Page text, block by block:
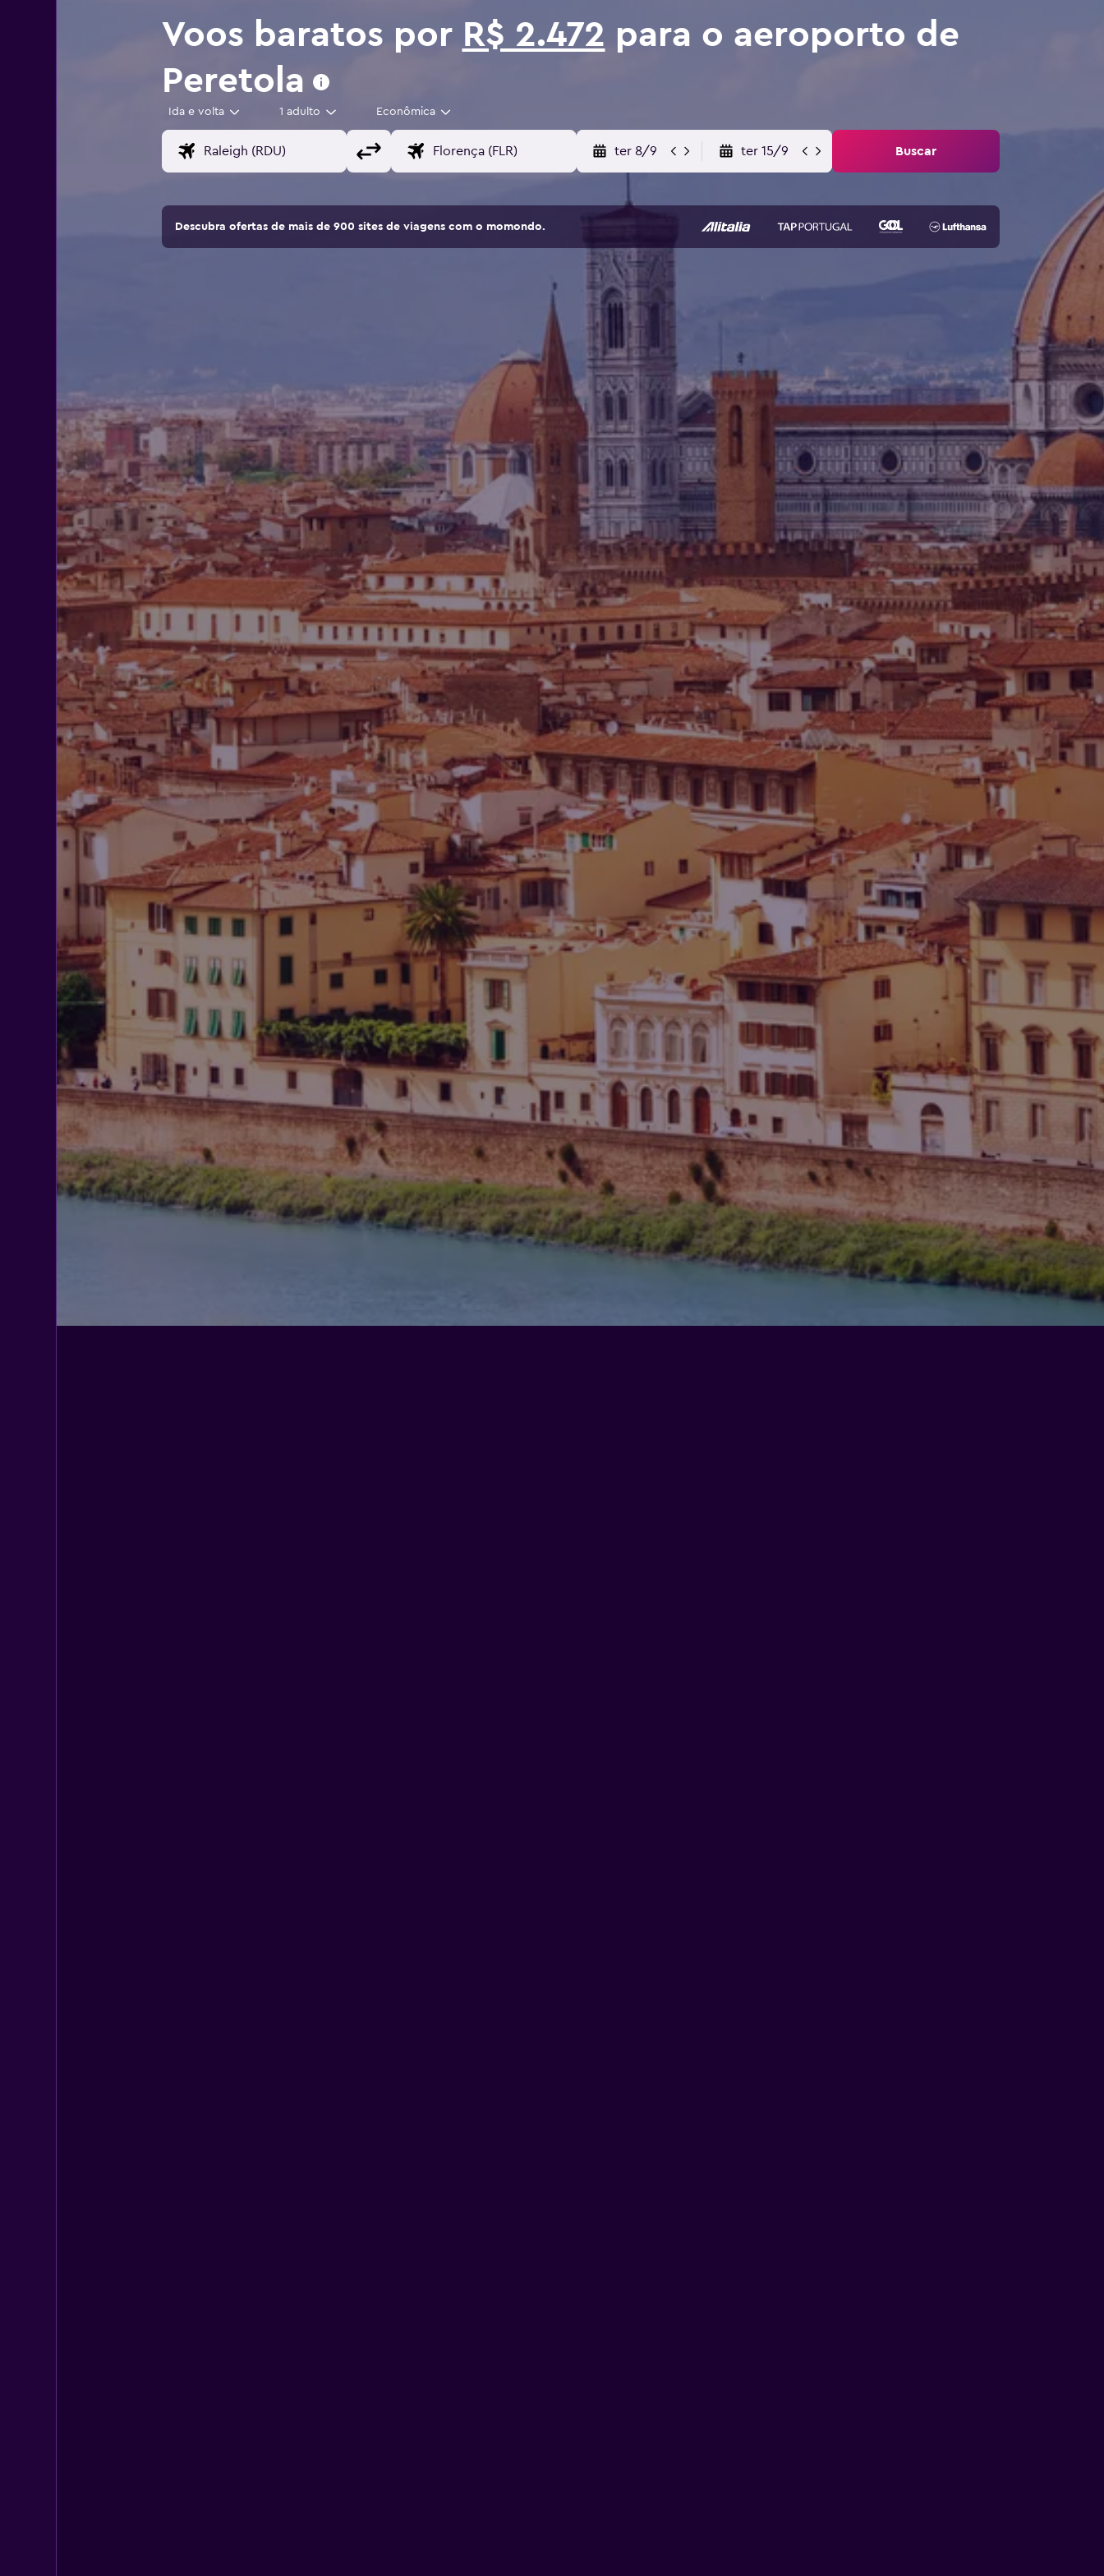
Voos baratos por R$ 2.472 para o aeroporto de
Peretola
Ida e volta 1 adulto Econômica
ter 8/9 ter 15/9 Buscar
Descubra ofertas de mais de 900 sites de viagens com o momondo.